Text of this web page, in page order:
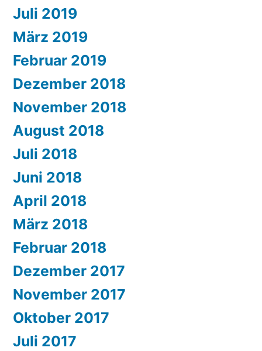
Juli 2019
März 2019
Februar 2019
Dezember 2018
November 2018
August 2018
Juli 2018
Juni 2018
April 2018
März 2018
Februar 2018
Dezember 2017
November 2017
Oktober 2017
Juli 2017